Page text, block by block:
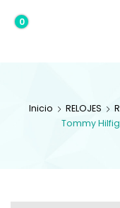
0,00€
0
Inicio RELOJES
Tommy